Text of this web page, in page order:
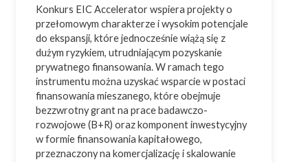
Konkurs EIC Accelerator wspiera projekty o
przełomowym charakterze i wysokim potencjale
do ekspansji, które jednocześnie wiążą się z
dużym ryzykiem, utrudniającym pozyskanie
prywatnego finansowania. W ramach tego
instrumentu można uzyskać wsparcie w postaci
finansowania mieszanego, które obejmuje
bezzwrotny grant na prace badawczo-
rozwojowe (B+R) oraz komponent inwestycyjny
w formie finansowania kapitałowego,
przeznaczony na komercjalizację i skalowanie